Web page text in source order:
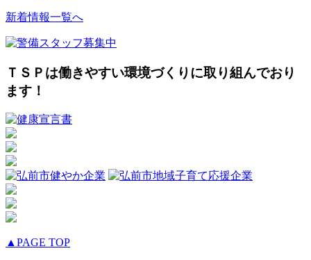
新着情報一覧へ
ＴＳＰは働きやすい環境づくりに取り組んでおり
ます！
▲PAGE TOP